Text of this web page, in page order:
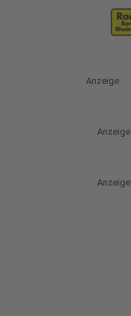
Anzeige
Anzeige
Anzeige